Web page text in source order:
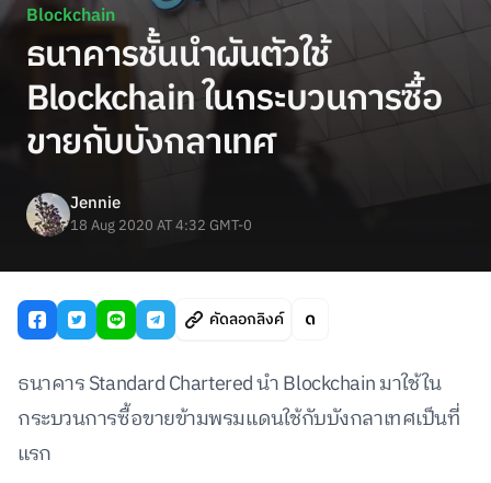
Blockchain
ธนาคารชั้นนำผันตัวใช้
Blockchain ในกระบวนการซื้อ
ขายกับบังกลาเทศ
Jennie
18 Aug 2020 AT 4:32 GMT-0
คัดลอกลิงค์
ธนาคาร Standard Chartered นำ Blockchain มาใช้ใน
กระบวนการซื้อขายข้ามพรมแดนใช้กับบังกลาเทศเป็นที่
แรก